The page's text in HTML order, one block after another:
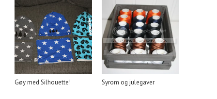
Gøy med Silhouette! Syrom og julegaver